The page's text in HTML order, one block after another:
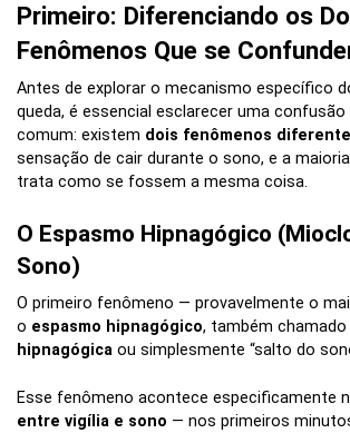
Primeiro: Diferenciando os
Fenômenos Que se
Antes de explorar o mecanismo específico
queda, é essencial esclarecer uma
comum: existem dois fenômenos
sensação de cair durante o sono, e a
trata como se fossem a mesma coisa.
O Espasmo Hipnagógico
Sono)
O primeiro fenômeno — provavelmente o
o espasmo hipnagógico, também chamado
hipnagógica ou simplesmente “salto do
Esse fenômeno acontece especificamente
entre vigília e sono — nos primeiros